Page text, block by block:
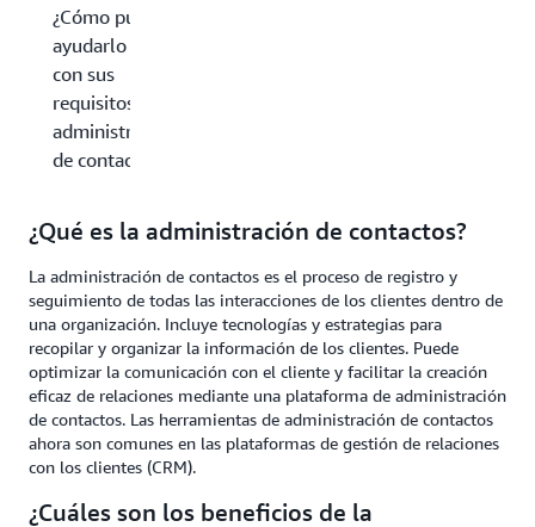
¿Cómo puede
ayudarlo AWS
con sus
requisitos de
administración
de contactos?
¿Qué es la administración de contactos?
La administración de contactos es el proceso de registro y
seguimiento de todas las interacciones de los clientes dentro de
una organización. Incluye tecnologías y estrategias para
recopilar y organizar la información de los clientes. Puede
optimizar la comunicación con el cliente y facilitar la creación
eficaz de relaciones mediante una plataforma de administración
de contactos. Las herramientas de administración de contactos
ahora son comunes en las plataformas de gestión de relaciones
con los clientes (CRM).
¿Cuáles son los beneficios de la